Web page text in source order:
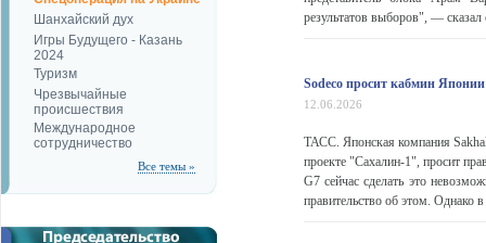
Шанхайский дух
Игры Будущего - Казань
2024
Туризм
Чрезвычайные
происшествия
Международное
сотрудничество
Все темы »
результатов выборов", —
Sodeco просит кабмин
12.06.2026
ТАСС. Японская компания
проекте "Сахалин-1", просит
G7 сейчас сделать это
правительство об этом. Однако